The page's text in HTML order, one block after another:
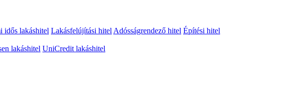
idős lakáshitel Lakásfelújítási hitelAdósságrendező hitel Építési hitel
lakáshitel UniCredit lakáshitel